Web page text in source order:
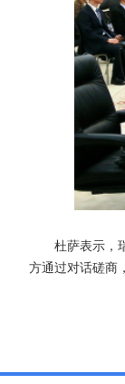
杜萨表示，
方通过对话磋商